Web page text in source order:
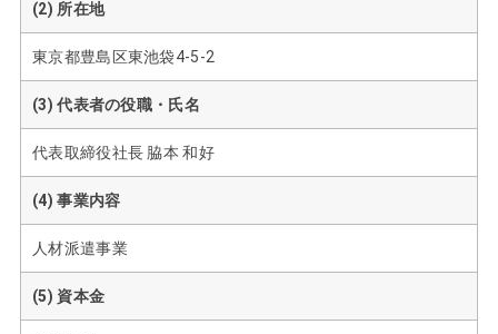
(2) 所在地
東京都豊島区東池袋4-5-2
(3) 代表者の役職・氏名
代表取締役社長 脇本 和好
(4) 事業内容
人材派遣事業
(5) 資本金